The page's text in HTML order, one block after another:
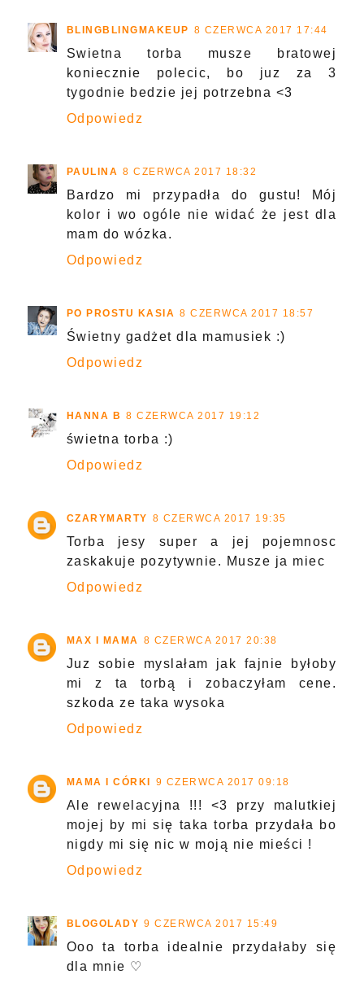
BLINGBLINGMAKEUP 8 CZERWCA 2017 17:44
Swietna torba musze bratowej
koniecznie polecic, bo juz za 3
tygodnie bedzie jej potrzebna <3
Odpowiedz
PAULINA 8 CZERWCA 2017 18:32
Bardzo mi przypadła do gustu! Mój
kolor i wo ogóle nie widać że jest dla
mam do wózka.
Odpowiedz
PO PROSTU KASIA 8 CZERWCA 2017 18:57
Świetny gadżet dla mamusiek :)
Odpowiedz
HANNA B 8 CZERWCA 2017 19:12
świetna torba :)
Odpowiedz
CZARYMARTY 8 CZERWCA 2017 19:35
Torba jesy super a jej pojemnosc
zaskakuje pozytywnie. Musze ja miec
Odpowiedz
MAX I MAMA 8 CZERWCA 2017 20:38
Juz sobie myslałam jak fajnie byłoby
mi z ta torbą i zobaczyłam cene.
szkoda ze taka wysoka
Odpowiedz
MAMA I CÓRKI 9 CZERWCA 2017 09:18
Ale rewelacyjna !!! <3 przy malutkiej
mojej by mi się taka torba przydała bo
nigdy mi się nic w moją nie mieści !
Odpowiedz
BLOGOLADY 9 CZERWCA 2017 15:49
Ooo ta torba idealnie przydałaby się
dla mnie ♡